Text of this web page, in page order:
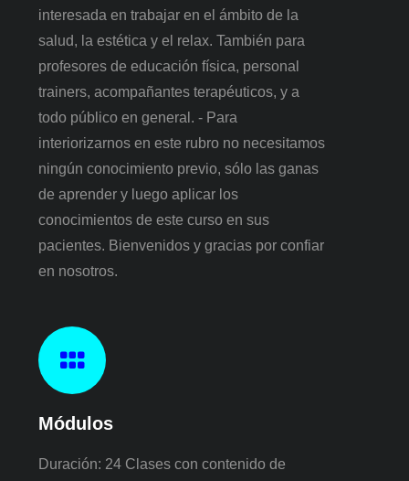
interesada en trabajar en el ámbito de la
salud, la estética y el relax. También para
profesores de educación física, personal
trainers, acompañantes terapéuticos, y a
todo público en general. - Para
interiorizarnos en este rubro no necesitamos
ningún conocimiento previo, sólo las ganas
de aprender y luego aplicar los
conocimientos de este curso en sus
pacientes. Bienvenidos y gracias por confiar
en nosotros.
Módulos
Duración: 24 Clases con contenido de